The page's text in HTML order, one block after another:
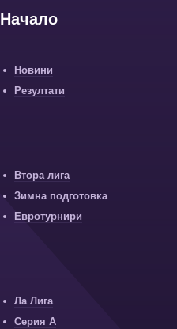
Начало
Новини
Резултати
Втора лига
Зимна подготовка
Евротурнири
Ла Лига
Серия А